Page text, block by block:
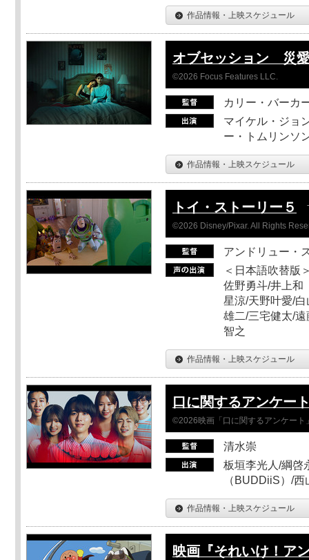
作品情報・上映スケジュール
オブセッション 災
©2026 Focus Features LLC.
カリー・バーカ
マイケル・ジョ
ー・トムリンソ
作品情報・上映スケジュール
トイ・ストーリー５
©2026 Disney/Pixar. All Rights
アンドリュー・
＜日本語吹替版
佐野勇斗/井上和
星涼/天野叶愛/
雄二/三宅健太/
智之
作品情報・上映スケジュール
口に関するアンケー
©2026映画「口に関するアンケート
清水崇
板垣李光人/綱啓
（BUDDiiS）/
作品情報・上映スケジュール
映画『それいけ！ア